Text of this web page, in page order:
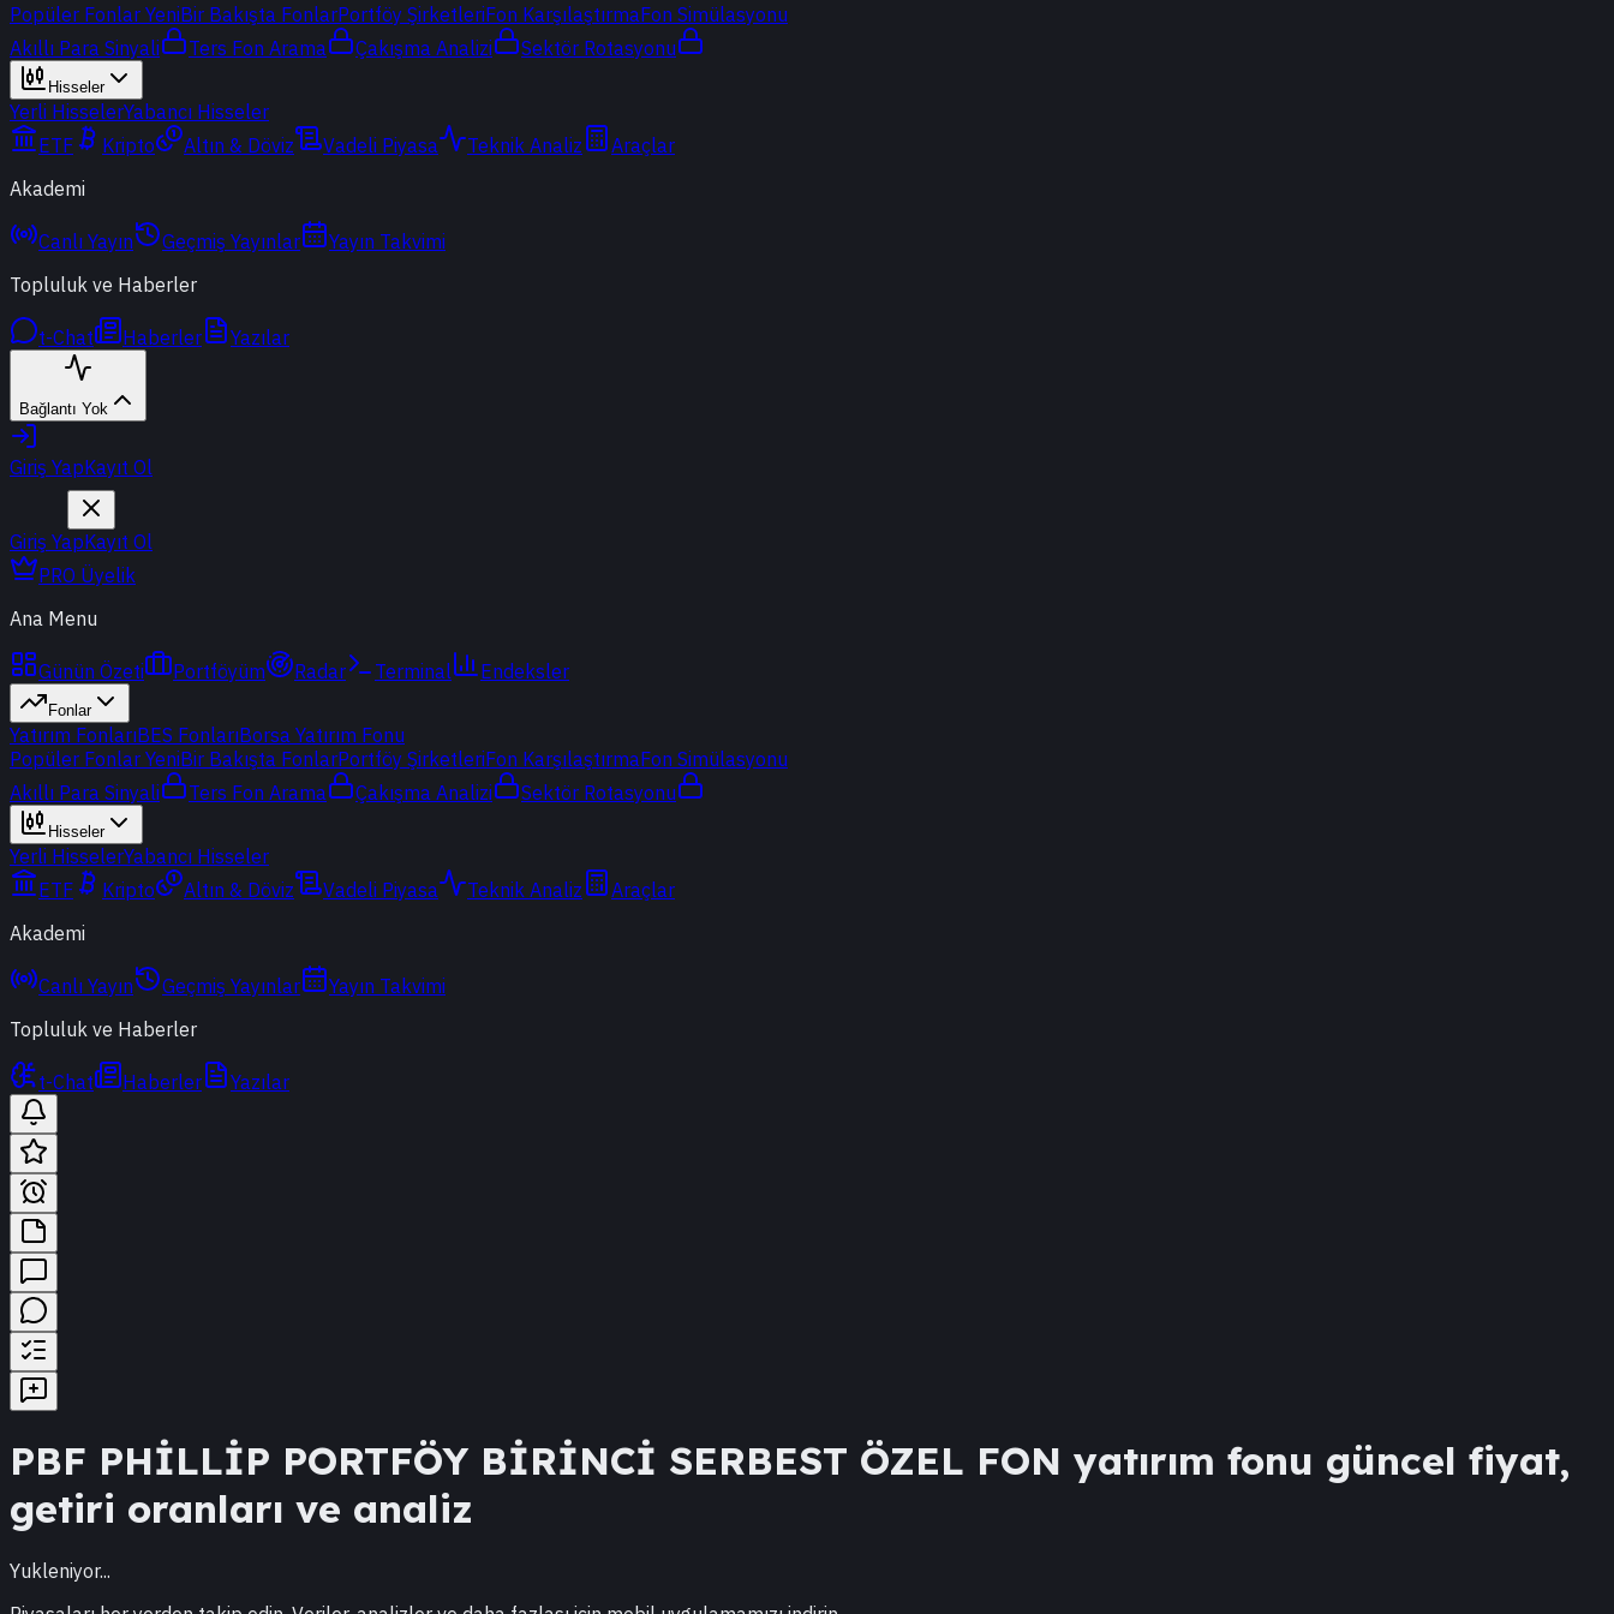
Popüler Fonlar YeniBir Bakışta FonlarPortföy ŞirketleriFon KarşılaştırmaFon Simülasyonu
Akıllı Para Sinyali
Ters Fon Arama Çakışma Analizi Sektör Rotasyonu
Hisseler
Yerli HisselerYabancı Hisseler
ETF
Kripto Altın & Döviz Vadeli Piyasa Teknik Analiz
Araçlar
Akademi
Canlı Yayın Geçmiş Yayınlar
Yayın Takvimi
Topluluk ve Haberler
t-Chat Haberler Yazılar
Bağlantı Yok
Giriş YapKayıt Ol
Giriş YapKayıt Ol
PRO Üyelik
Ana Menu
Günün Özeti Portföyüm Radar Terminal Endeksler
Fonlar
Yatırım FonlarıBES FonlarıBorsa Yatırım Fonu
Popüler Fonlar YeniBir Bakışta FonlarPortföy ŞirketleriFon KarşılaştırmaFon Simülasyonu
Akıllı Para Sinyali
Ters Fon Arama Çakışma Analizi Sektör Rotasyonu
Hisseler
Yerli HisselerYabancı Hisseler
ETF
Kripto Altın & Döviz Vadeli Piyasa Teknik Analiz
Araçlar
Akademi
Canlı Yayın Geçmiş Yayınlar
Yayın Takvimi
Topluluk ve Haberler
t-Chat Haberler Yazılar
PBF PHİLLİP PORTFÖY BİRİNCİ SERBEST ÖZEL FON yatırım fonu güncel fiyat,
getiri oranları ve analiz
Yukleniyor...